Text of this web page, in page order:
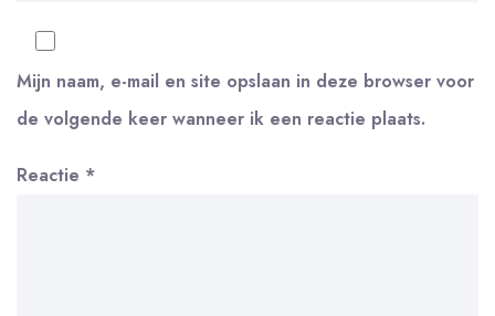
Mijn naam, e-mail en site opslaan in deze browser voor
de volgende keer wanneer ik een reactie plaats.
Reactie *